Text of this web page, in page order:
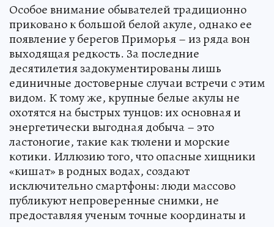
Особое внимание обывателей традиционно
приковано к большой белой акуле, однако ее
появление у берегов Приморья – из ряда вон
выходящая редкость. За последние
десятилетия задокументированы лишь
единичные достоверные случаи встречи с этим
видом. К тому же, крупные белые акулы не
охотятся на быстрых тунцов: их основная и
энергетически выгодная добыча – это
ластоногие, такие как тюлени и морские
котики. Иллюзию того, что опасные хищники
«кишат» в родных водах, создают
исключительно смартфоны: люди массово
публикуют непроверенные снимки, не
предоставляя ученым точные координаты и